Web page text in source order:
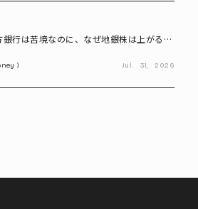
銀行は苦境なのに、なぜ地銀株は上がる?
Jul. 31, 2026